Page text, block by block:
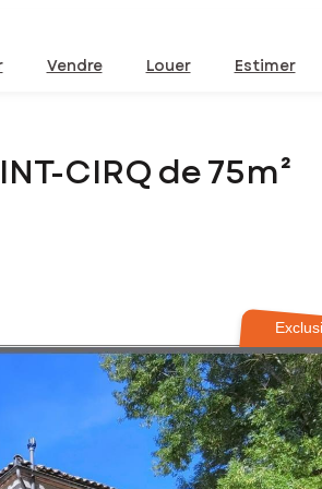
Vendre Louer Estimer
CIRQ de 75m²